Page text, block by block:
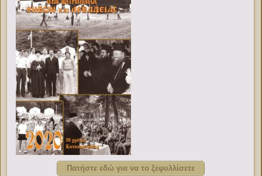
Πατήστε εδώ για να το ξεφυλλίσετε